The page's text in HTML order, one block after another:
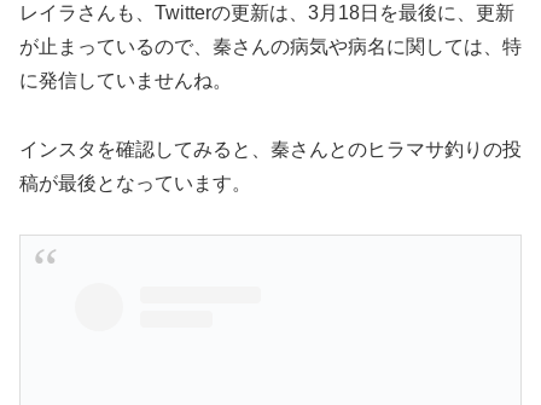
レイラさんも、Twitterの更新は、3月18日を最後に、更新
が止まっているので、秦さんの病気や病名に関しては、特
に発信していませんね。
インスタを確認してみると、秦さんとのヒラマサ釣りの投
稿が最後となっています。